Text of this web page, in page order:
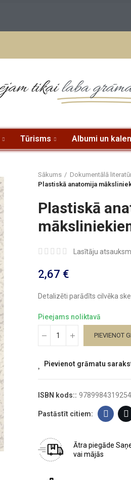
tikailaba
Tūrisms Albumi un
Sākums Dokumentālā
Plastiskā anatomija
Plastiskā
Lasītāju
2,67 €
Detalizēti parādīts cilvēka
Pieejams noliktavā
PIEVIENOT
Pievienot grāmatu
ISBN kods:: 9789984319254
Ātra piegāde
vai mājās